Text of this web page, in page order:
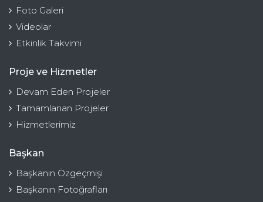
Foto Galeri
Videolar
Etkinlik Takvimi
Proje ve Hizmetler
Devam Eden Projeler
Tamamlanan Projeler
Hizmetlerimiz
Başkan
Başkanın Özgeçmişi
Başkanın Fotoğrafları